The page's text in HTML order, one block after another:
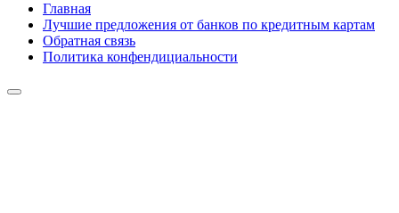
Главная
Лучшие предложения от банков по кредитным картам
Обратная связь
Политика конфендициальности